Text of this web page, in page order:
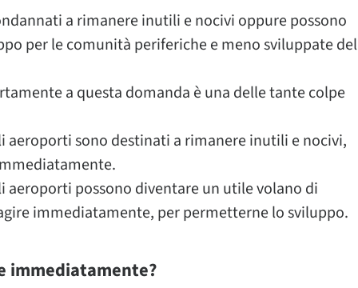
a rimanere inutili e nocivi oppure possono
per le comunità periferiche e meno sviluppate del
a questa domanda è una delle tante colpe
aeroporti sono destinati a rimanere inutili e nocivi,
aeroporti possono diventare un utile volano di
immediatamente, per permetterne lo sviluppo.
immediatamente?